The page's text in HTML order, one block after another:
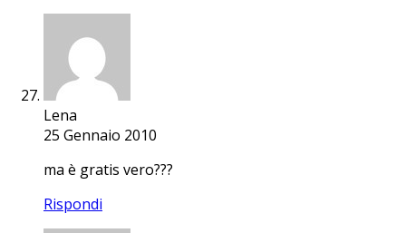
Lena
25 Gennaio 2010
ma è gratis vero???
Rispondi